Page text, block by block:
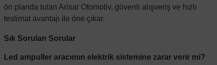
ön planda tutan Arisar Otomotiv, güvenli alışveriş ve hızlı
teslimat avantajı ile öne çıkar.
Sık Sorulan Sorular
Led ampuller aracımın elektrik sistemine zarar verir mi?